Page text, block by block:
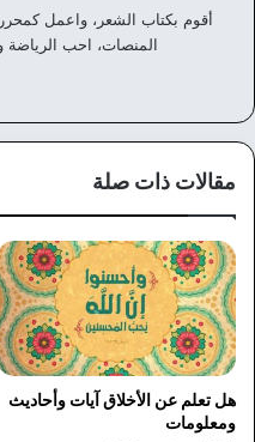
أقوم بكتاب الشعر، واعمل
المنصات، احب
مقالات ذات صلة
هل تعلم عن الأخلاق آيات وأحاديث
ومعلومات